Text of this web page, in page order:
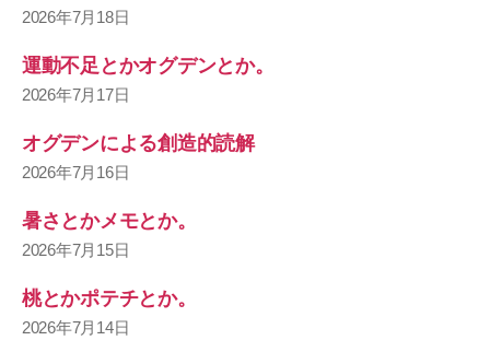
2026年7月18日
運動不足とかオグデンとか。
2026年7月17日
オグデンによる創造的読解
2026年7月16日
暑さとかメモとか。
2026年7月15日
桃とかポテチとか。
2026年7月14日